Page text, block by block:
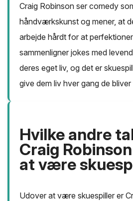
Craig Robinson ser comedy
håndværkskunst og mener, at
arbejde hårdt for at
sammenligner jokes med
deres eget liv, og det er
give dem liv hver gang de
Hvilke andre
Craig
at være
Udover at være skuespiller er